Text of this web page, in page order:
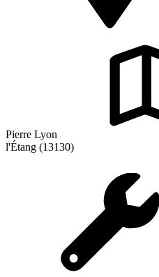
Pierre Lyon
l'Étang (13130)